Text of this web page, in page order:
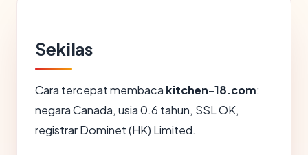
Sekilas
Cara tercepat membaca kitchen-18.com:
negara Canada, usia 0.6 tahun, SSL OK,
registrar Dominet (HK) Limited.